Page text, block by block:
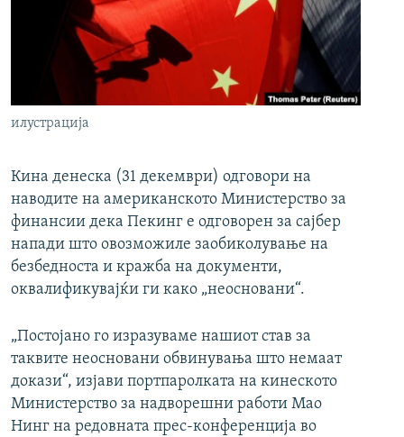
РСЕ веб страници
илустрација
Кина денеска (31 декември) одговори на
наводите на американското Министерство за
финансии дека Пекинг е одговорен за сајбер
напади што овозможиле заобиколување на
безбедноста и кражба на документи,
оквалификувајќи ги како „неосновани“.
„Постојано го изразуваме нашиот став за
таквите неосновани обвинувања што немаат
докази“, изјави портпаролката на кинеското
Министерство за надворешни работи Мао
Нинг на редовната прес-конференција во